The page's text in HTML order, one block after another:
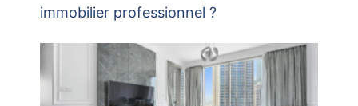
immobilier professionnel ?